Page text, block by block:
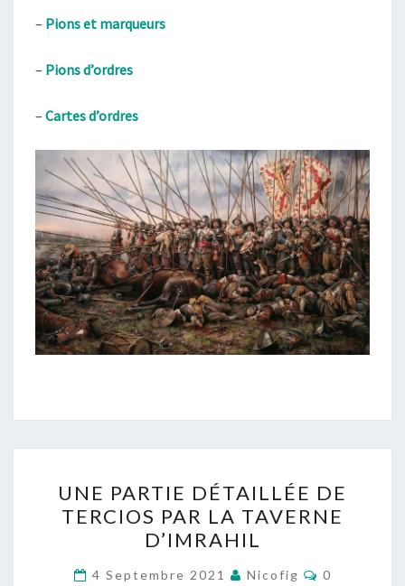
– Pions et marqueurs
– Pions d’ordres
– Cartes d’ordres
PARTIE
DÉTAILLÉE
DE
TERCIOS
UNE PARTIE DÉTAILLÉE DE
TERCIOS PAR LA TAVERNE
D’IMRAHIL
4 Septembre 2021 Nicofig
0